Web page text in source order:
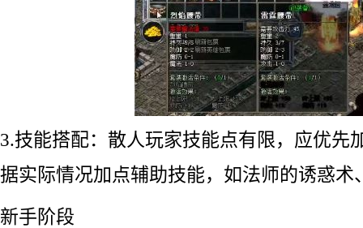
3.技能搭配：散人玩家技能点有限，应优先
据实际情况加点辅助技能，如法师的诱惑术
新手阶段